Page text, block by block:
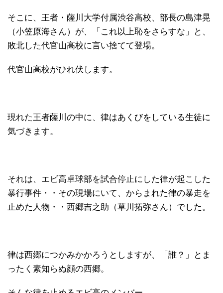
そこに、王者・薩川大学付属渋谷高校、部長の島津晃
（小笠原海さん）が、「これ以上恥をさらすな」と、
敗北した代官山高校に言い捨てて登場。
代官山高校がひれ伏します。
現れた王者薩川の中に、律はあくびをしている生徒に
気づきます。
それは、エビ高卓球部を試合停止にした律が起こした
暴行事件・・その現場にいて、からまれた律の暴走を
止めた人物・・西郷吉之助（草川拓弥さん）でした。
律は西郷につかみかかろうとしますが、「誰？」とま
ったく素知らぬ顔の西郷。